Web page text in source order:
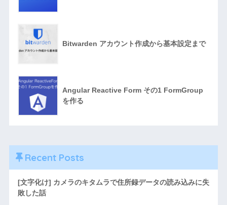
Bitwarden アカウント作成から基本設定まで
Angular Reactive Form その1 FormGroup
を作る
Recent Posts
[文字化け] カメラのキタムラで住所録データの読み込みに失
敗した話